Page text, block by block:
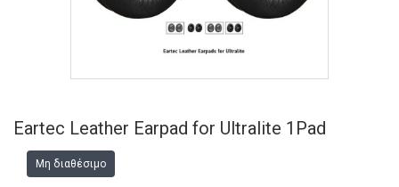
Eartec Leather Earpad for Ultralite 1Pad
Μη διαθέσιμο